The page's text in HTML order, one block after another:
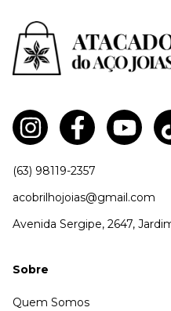
(63) 98119-2357
acobrilhojoias@gmail.com
Avenida Sergipe, 2647,
Sobre
Quem Somos